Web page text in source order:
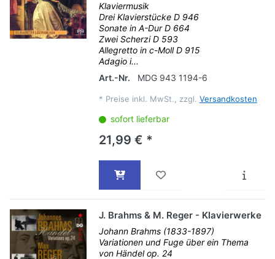
Klaviermusik
Drei Klavierstücke D 946
Sonate in A-Dur D 664
Zwei Scherzi D 593
Allegretto in c-Moll D 915
Adagio i...
Art.-Nr.
MDG 943 1194-6
* Preise inkl. MwSt., zzgl. Versandkosten
sofort lieferbar
21,99 € *
J. Brahms & M. Reger - Klavierwerke
Johann Brahms (1833-1897)
Variationen und Fuge über ein Thema
von Händel op. 24